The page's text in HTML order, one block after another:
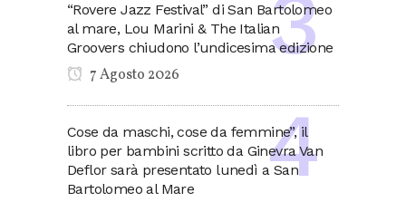
“Rovere Jazz Festival” di San Bartolomeo
al mare, Lou Marini & The Italian
Groovers chiudono l’undicesima edizione
7 Agosto 2026
Cose da maschi, cose da femmine”, il
libro per bambini scritto da Ginevra Van
Deflor sarà presentato lunedì a San
Bartolomeo al Mare